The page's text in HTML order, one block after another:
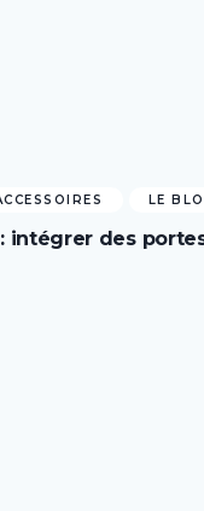
LE
intégrer des